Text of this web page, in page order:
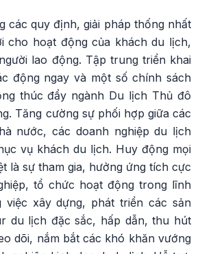
các quy định, giải pháp thống nhất
cho hoạt động của khách du lịch,
lao động. Tập trung triển khai
động ngay và một số chính sách
thúc đẩy ngành Du lịch Thủ đô
Tăng cường sự phối hợp giữa các
nước, các doanh nghiệp du lịch
vụ khách du lịch. Huy động mọi
là sự tham gia, hưởng ứng tích cực
tổ chức hoạt động trong lĩnh
xây dựng, phát triển các sản
du lịch đặc sắc, hấp dẫn, thu hút
dõi, nắm bắt các khó khăn vướng